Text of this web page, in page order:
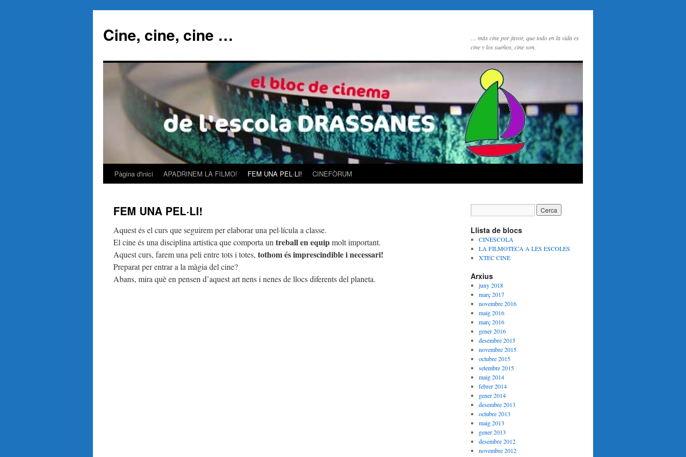
Cine, cine, cine …
… más cine por favor, que todo en la vida es
cine y los sueños, cine son.
Vés
contingut
Pàgina d'inici APADRINEM LA FILMO! FEM UNA PEL·LI! CINEFÒRUM
FEM UNA PEL·LI!
Aquest és el curs que seguirem per elaborar una pel·lícula a classe.
El cine és una disciplina artística que comporta un treball en equipmolt important.
Aquest curs, farem una peli entre tots i totes, tothom és imprescindible i necessari!
Preparat per entrar a la màgia del cine?
Abans, mira què en pensen d’aquest art nens i nenes de llocs diferents del planeta.
Llista de blocs
CINESCOLA
LA FILMOTECA A LES ESCOLES
XTEC CINE
Arxius
juny 2018
març 2017
novembre 2016
maig 2016
març 2016
gener 2016
desembre 2015
novembre 2015
octubre 2015
setembre 2015
maig 2014
febrer 2014
gener 2014
desembre 2013
octubre 2013
maig 2013
gener 2013
desembre 2012
novembre 2012